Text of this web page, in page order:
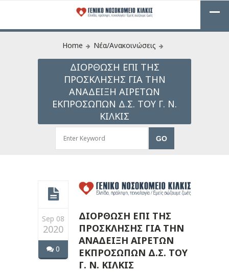
Home Νέα/Ανακοινώσεις
ΔΙΟΡΘΩΣΗ ΕΠΙ ΤΗΣ
ΠΡΟΣΚΛΗΣΗΣ ΓΙΑ ΤΗΝ
ΑΝΑΔΕΙΞΗ ΑΙΡΕΤΩΝ
ΕΚΠΡΟΣΩΠΩΝ Δ.Σ. ΤΟΥ Γ. Ν.
ΚΙΛΚΙΣ
Sep 08
2020
0
ΔΙΟΡΘΩΣΗ ΕΠΙ ΤΗΣ
ΠΡΟΣΚΛΗΣΗΣ ΓΙΑ ΤΗΝ
ΑΝΑΔΕΙΞΗ ΑΙΡΕΤΩΝ
ΕΚΠΡΟΣΩΠΩΝ Δ.Σ. ΤΟΥ
Γ. Ν. ΚΙΛΚΙΣ